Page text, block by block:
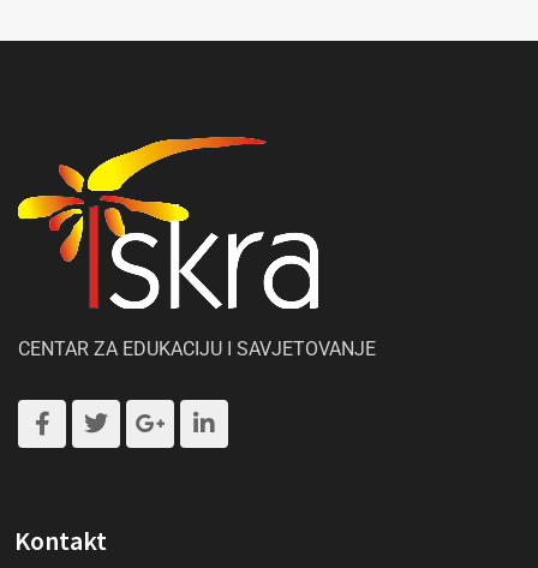
CENTAR ZA EDUKACIJU I SAVJETOVANJE
Kontakt